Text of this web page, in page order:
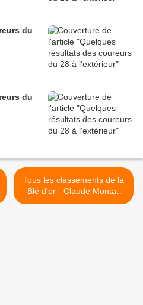
du
du
Tous les classements de la
Blé d'or - Claude Montac
2023 >